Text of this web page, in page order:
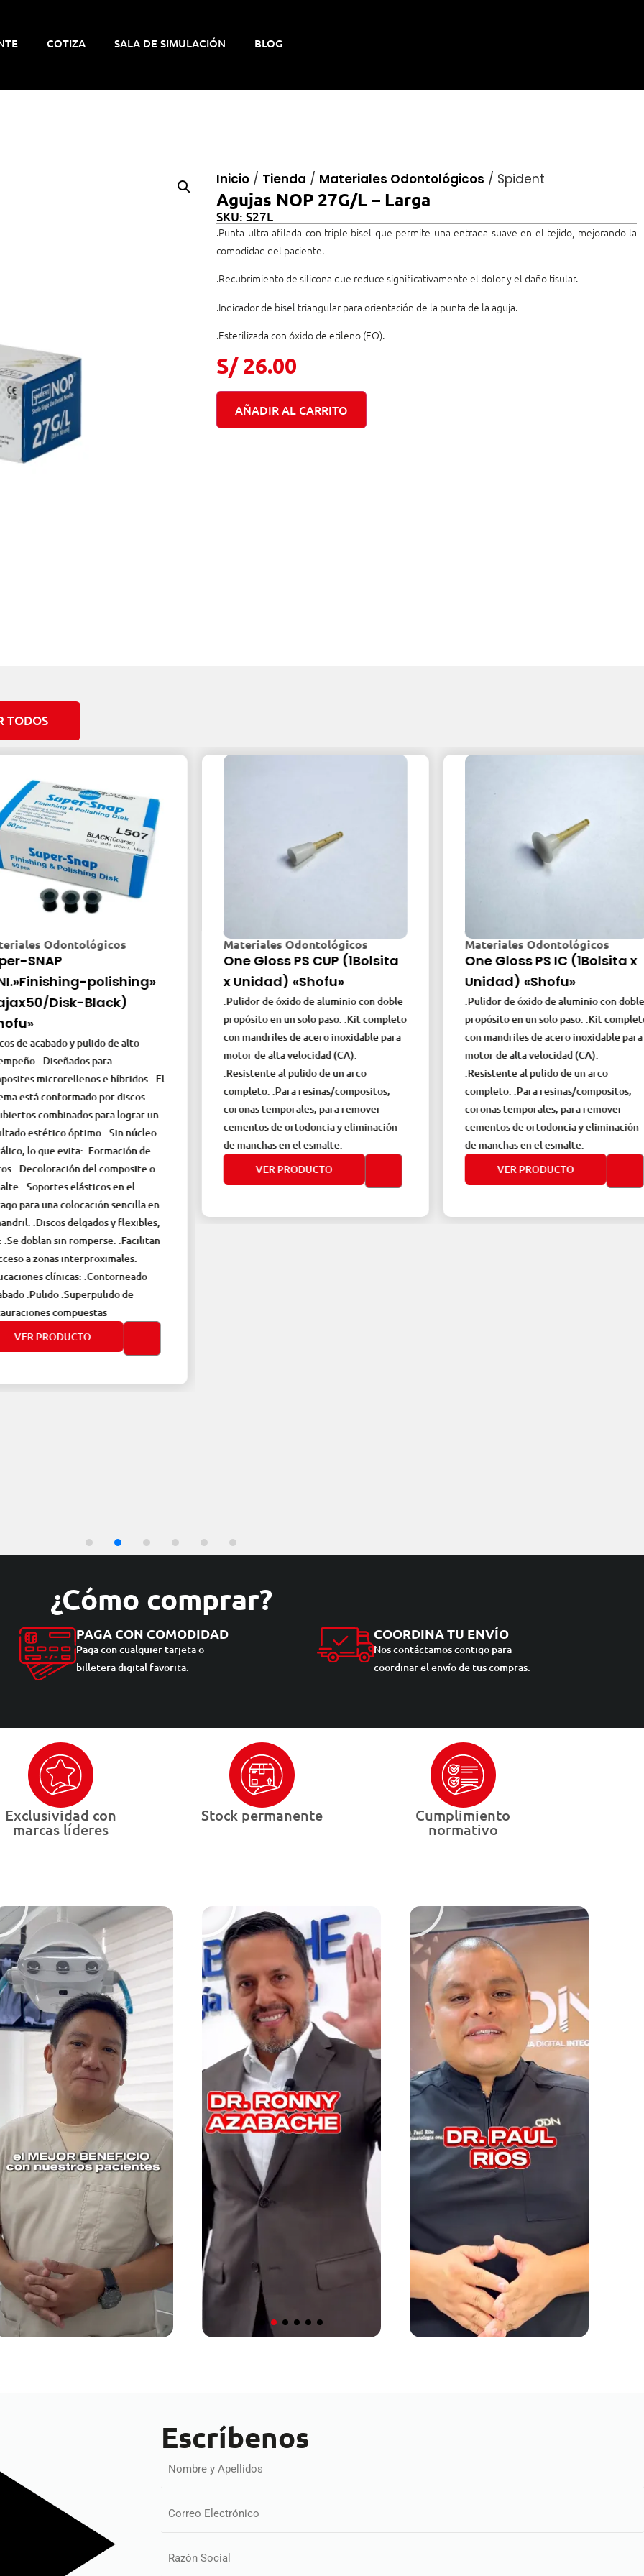
COTIZA SALA DE SIMULACIÓN BLOG
Inicio / Tienda / Materiales Odontológicos / Spident
Agujas NOP 27G/L – Larga
SKU: S27L
.Punta ultra afilada con triple bisel que permite una entrada suave en el tejido, mejorando la
comodidad del paciente.
.Recubrimiento de silicona que reduce significativamente el dolor y el daño tisular.
.Indicador de bisel triangular para orientación de la punta de la aguja.
.Esterilizada con óxido de etileno (EO).
S/26.00
AÑADIR AL CARRITO
TODOS
Odontológicos
polishing»
Disk-Black)
y pulido de alto
.Diseñados para
microrellenos e híbridos. .El
conformado por discos
combinados para lograr un
óptimo. .Sin núcleo
que evita: .Formación de
del composite o
elásticos en el
una colocación sencilla en
delgados y flexibles,
sin romperse. .Facilitan
zonas interproximales.
clínicas: .Contorneado
.Superpulido de
compuestas
PRODUCTO
Materiales Odontológicos
One Gloss PS CUP (1Bolsita
x Unidad) «Shofu»
.Pulidor de óxido de aluminio con doble
propósito en un solo paso. .Kit completo
con mandriles de acero inoxidable para
motor de alta velocidad (CA).
.Resistente al pulido de un arco
completo. .Para resinas/compositos,
coronas temporales, para remover
cementos de ortodoncia y eliminación
de manchas en el esmalte.
VER PRODUCTO
Materiales Odontológicos
One Gloss PS IC (1Bolsita x
Unidad) «Shofu»
.Pulidor de óxido de aluminio con doble
propósito en un solo paso. .Kit completo
con mandriles de acero inoxidable para
motor de alta velocidad (CA).
.Resistente al pulido de un arco
completo. .Para resinas/compositos,
coronas temporales, para remover
cementos de ortodoncia y eliminación
de manchas en el esmalte.
VER PRODUCTO
¿Cómo comprar?
PAGA CON COMODIDAD
Paga con cualquier tarjeta o
billetera digital favorita.
COORDINA TU ENVÍO
Nos contáctamos contigo para
coordinar el envío de tus compras.
Exclusividad con
marcas líderes
Stock permanente Cumplimiento
normativo
Escríbenos